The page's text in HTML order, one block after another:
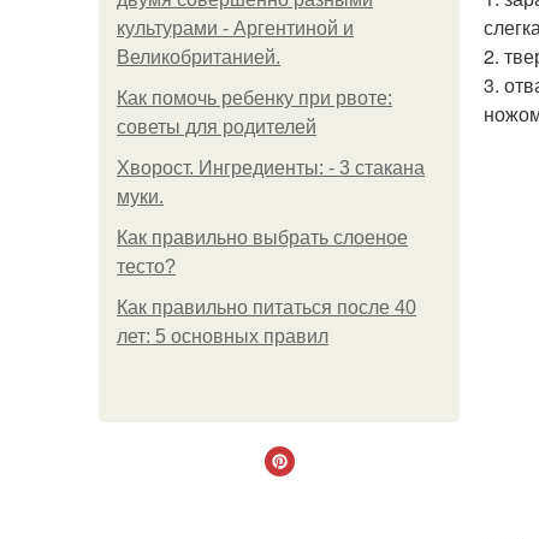
культурами - Аргентиной и
Великобританией.
Как помочь ребенку при рвоте:
советы для родителей
Хворост. Ингредиенты: - 3 стакана
муки.
Как правильно выбрать слоеное
тесто?
Как правильно питаться после 40
лет: 5 основных правил
2.
3.